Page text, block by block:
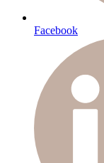
Facebook